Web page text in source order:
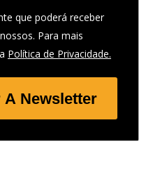
que poderá receber
Para mais
Política de Privacidade.
Newsletter